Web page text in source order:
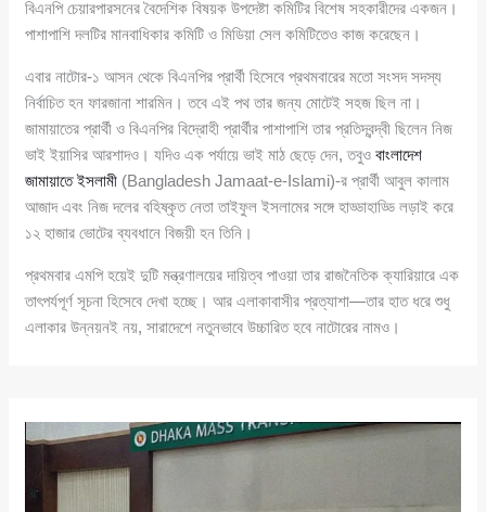
বিএনপি চেয়ারপারসনের বৈদেশিক বিষয়ক উপদেষ্টা কমিটির বিশেষ সহকারীদের একজন।
পাশাপাশি দলটির মানবাধিকার কমিটি ও মিডিয়া সেল কমিটিতেও কাজ করেছেন।
এবার নাটোর-১ আসন থেকে বিএনপির প্রার্থী হিসেবে প্রথমবারের মতো সংসদ সদস্য
নির্বাচিত হন ফারজানা শারমিন। তবে এই পথ তার জন্য মোটেই সহজ ছিল না।
জামায়াতের প্রার্থী ও বিএনপির বিদ্রোহী প্রার্থীর পাশাপাশি তার প্রতিদ্বন্দ্বী ছিলেন নিজ
ভাই ইয়াসির আরশাদও। যদিও এক পর্যায়ে ভাই মাঠ ছেড়ে দেন, তবুওবাংলাদেশ
জামায়াতে ইসলামী (Bangladesh Jamaat-e-Islami)-র প্রার্থী আবুল কালাম
আজাদ এবং নিজ দলের বহিষ্কৃত নেতা তাইফুল ইসলামের সঙ্গে হাড্ডাহাড্ডি লড়াই করে
১২ হাজার ভোটের ব্যবধানে বিজয়ী হন তিনি।
প্রথমবার এমপি হয়েই দুটি মন্ত্রণালয়ের দায়িত্ব পাওয়া তার রাজনৈতিক ক্যারিয়ারে এক
তাৎপর্যপূর্ণ সূচনা হিসেবে দেখা হচ্ছে। আর এলাকাবাসীর প্রত্যাশা—তার হাত ধরে শুধু
এলাকার উন্নয়নই নয়, সারাদেশে নতুনভাবে উচ্চারিত হবে নাটোরের নামও।